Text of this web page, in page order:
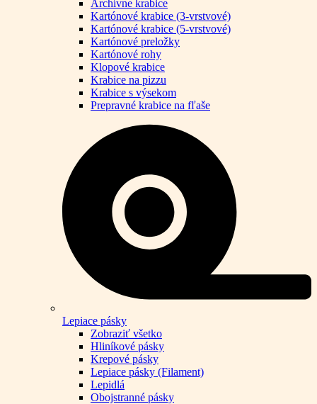
Archívne krabice
Kartónové krabice (3-vrstvové)
Kartónové krabice (5-vrstvové)
Kartónové preložky
Kartónové rohy
Klopové krabice
Krabice na pizzu
Krabice s výsekom
Prepravné krabice na fľaše
Lepiace pásky
Zobraziť všetko
Hliníkové pásky
Krepové pásky
Lepiace pásky (Filament)
Lepidlá
Obojstranné pásky